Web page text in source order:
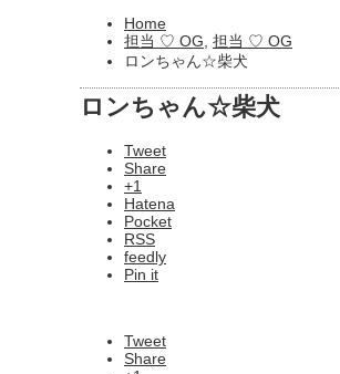
Home
担当 ♡ OG 担当 ♡ OG
ロンちゃん☆柴犬
ロンちゃん☆柴犬
Tweet
Share
+1
Hatena
Pocket
RSS
feedly
Pin it
Tweet
Share